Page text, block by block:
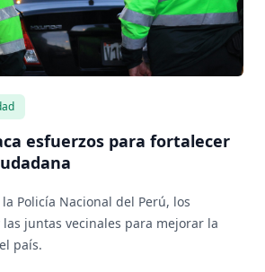
esfuerzos para fortalecer
Policía Nacional del Perú, los
juntas vecinales para mejorar la
país.